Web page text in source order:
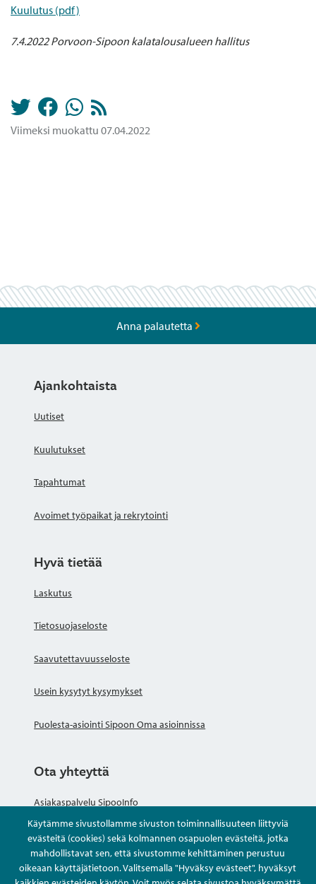
Kuulutus (pdf)
7.4.2022 Porvoon-Sipoon kalatalousalueen hallitus
Viimeksi muokattu 07.04.2022
Käytämme sivustollamme sivuston toiminnallisuuteen liittyviä
evästeitä (cookies) sekä kolmannen osapuolen evästeitä, jotka
mahdollistavat sen, että sivustomme kehittäminen perustuu
oikeaan käyttäjätietoon. Valitsemalla "Hyväksy evästeet", hyväksyt
Anna palautetta
Ajankohtaista
Uutiset
Kuulutukset
Tapahtumat
Avoimet työpaikat ja rekrytointi
Hyvä tietää
Laskutus
Tietosuojaseloste
Saavutettavuusseloste
Usein kysytyt kysymykset
Puolesta-asiointi Sipoon Oma asioinnissa
Ota yhteyttä
Asiakaspalvelu SipooInfo
Anna palautetta nimettömästi
Kysy tai asioi